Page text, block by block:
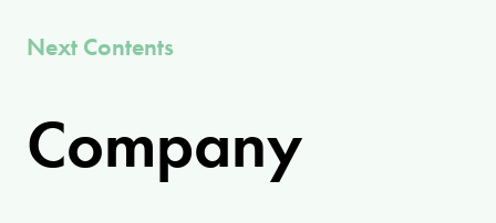
Next Contents
Company